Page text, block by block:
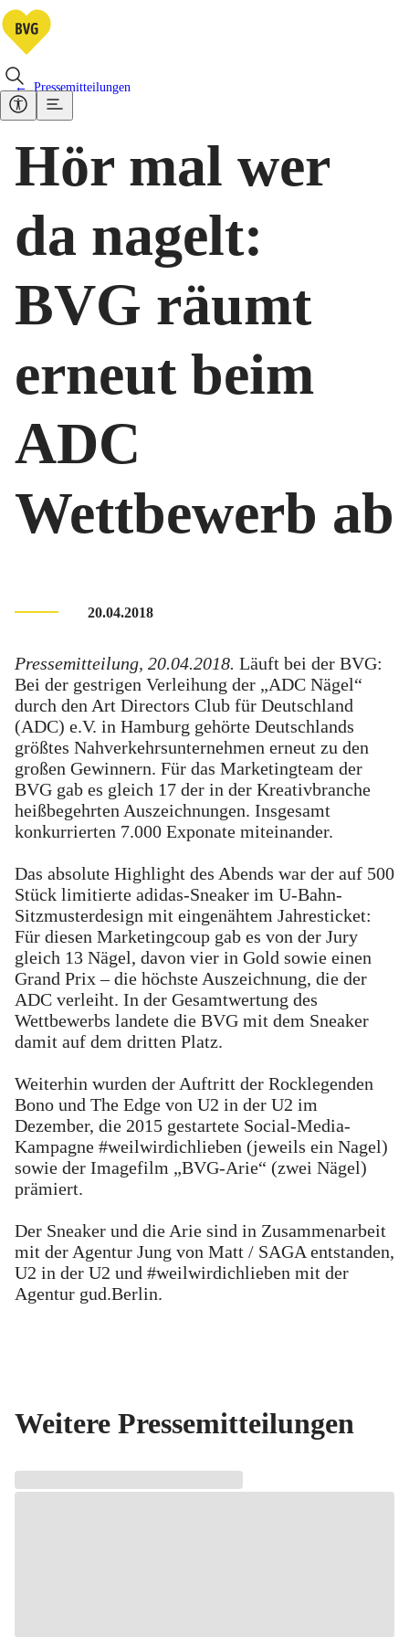
Pressemitteilungen
Hör mal wer
da nagelt:
BVG räumt
erneut beim
ADC
Wettbewerb ab
20.04.2018
Pressemitteilung, 20.04.2018. Läuft bei der BVG:
Bei der gestrigen Verleihung der „ADC Nägel“
durch den Art Directors Club für Deutschland
(ADC) e.V. in Hamburg gehörte Deutschlands
größtes Nahverkehrsunternehmen erneut zu den
großen Gewinnern. Für das Marketingteam der
BVG gab es gleich 17 der in der Kreativbranche
heißbegehrten Auszeichnungen. Insgesamt
konkurrierten 7.000 Exponate miteinander.
Das absolute Highlight des Abends war der auf 500
Stück limitierte adidas-Sneaker im U-Bahn-
Sitzmusterdesign mit eingenähtem Jahresticket:
Für diesen Marketingcoup gab es von der Jury
gleich 13 Nägel, davon vier in Gold sowie einen
Grand Prix – die höchste Auszeichnung, die der
ADC verleiht. In der Gesamtwertung des
Wettbewerbs landete die BVG mit dem Sneaker
damit auf dem dritten Platz.
Weiterhin wurden der Auftritt der Rocklegenden
Bono und The Edge von U2 in der U2 im
Dezember, die 2015 gestartete Social-Media-
Kampagne #weilwirdichlieben (jeweils ein Nagel)
sowie der Imagefilm „BVG-Arie“ (zwei Nägel)
prämiert.
Der Sneaker und die Arie sind in Zusammenarbeit
mit der Agentur Jung von Matt / SAGA entstanden,
U2 in der U2 und #weilwirdichlieben mit der
Agentur gud.Berlin.
Weitere Pressemitteilungen